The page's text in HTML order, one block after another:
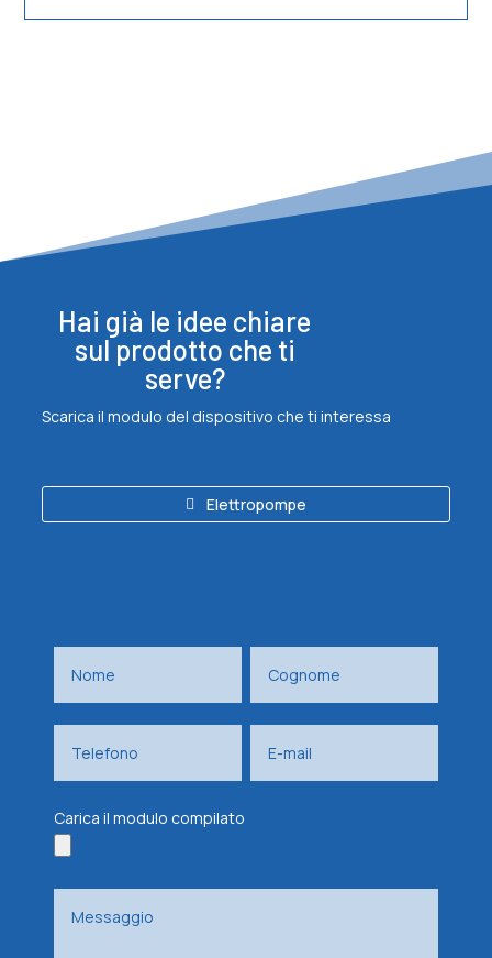
Hai già le idee chiare
sul prodotto che ti
serve?
Scarica il modulo del dispositivo che ti interessa
Elettropompe
Carica il modulo compilato